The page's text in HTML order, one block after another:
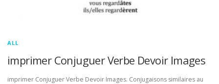
ALL
imprimer Conjuguer Verbe Devoir Images
imprimer Conjuguer Verbe Devoir Images. Conjugaisons similaires au